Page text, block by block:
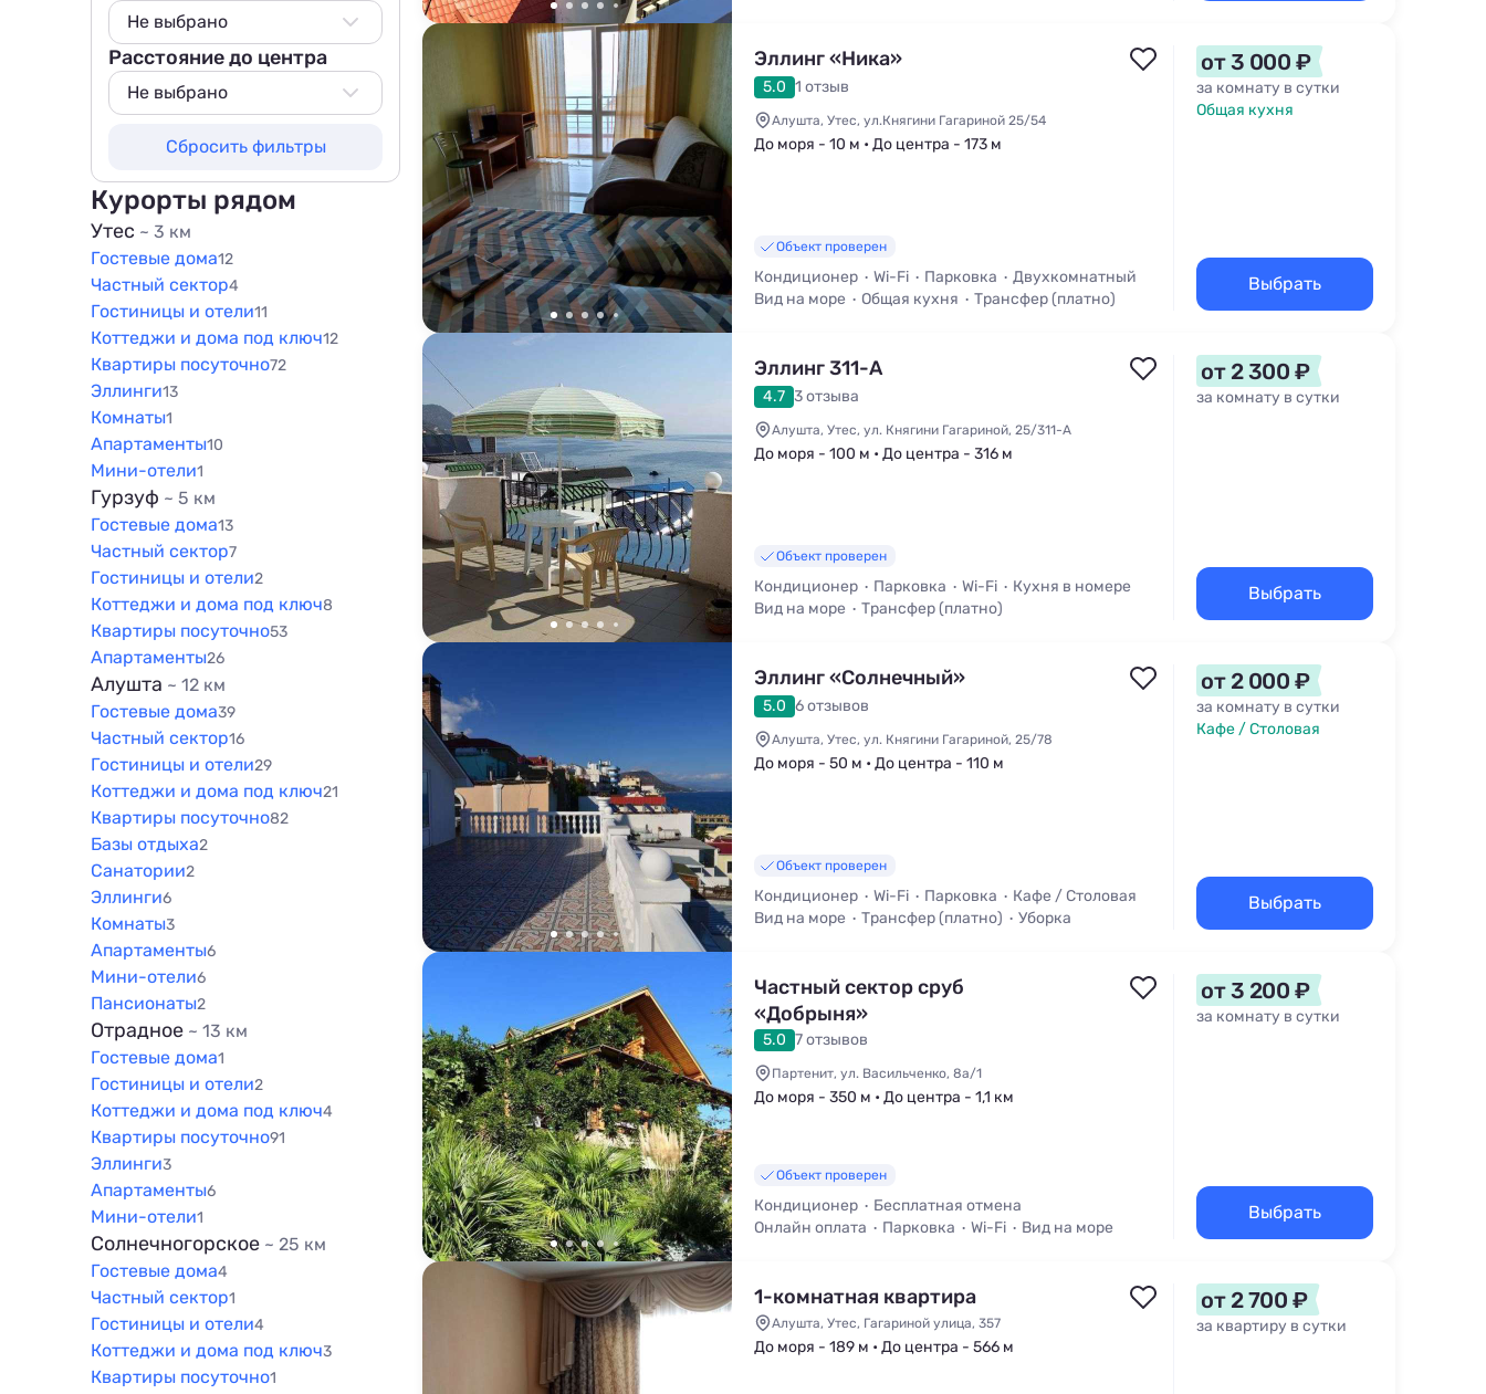
Эллинг «Ника»
5.0 1 отзыв
Алушта, Утес, ул.Княгини Гагариной 25/54
До моря - 10 м • До центра - 173 м
Объект проверен
Кондиционер Wi-Fi Парковка
Двухкомнатный
Вид на море
Общая кухня Трансфер (платно)
от 3 000 ₽
за комнату в сутки
Общая кухня
Выбрать
Эллинг 311-А
4.7 3 отзыва
Алушта, Утес, ул. Княгини Гагариной, 25/311-А
До моря - 100 м • До центра - 316 м
Объект проверен
Кондиционер Парковка Wi-Fi
Кухня в номере
Вид на море
Трансфер (платно)
от 2 300 ₽
за комнату в сутки
Выбрать
Эллинг «Солнечный»
5.0 6 отзывов
Алушта, Утес, ул. Княгини Гагариной, 25/78
До моря - 50 м • До центра - 110 м
Объект проверен
Кондиционер Wi-Fi Парковка
Кафе / Столовая
Вид на море
Трансфер (платно) Уборка
от 2 000 ₽
за комнату в сутки
Кафе / Столовая
Выбрать
Частный сектор сруб
«Добрыня»
5.0 7 отзывов
Партенит, ул. Васильченко, 8а/1
До моря - 350 м • До центра - 1,1 км
Объект проверен
Кондиционер
Бесплатная отмена
Онлайн оплата
Парковка Wi-Fi
Вид на море
от 3 200 ₽
за комнату в сутки
Выбрать
1-комнатная квартира
Алушта, Утес, Гагариной улица, 357
До моря - 189 м • До центра - 566 м
от 2 700 ₽
за квартиру в сутки
Не выбрано
Не выбрано
50 м
200 м
500 м
800 м
1000 м
1500 м
Расстояние до центра
Не выбрано
200 м
500 м
800 м
1000 м
1500 м
Сбросить фильтры
Курорты рядом
Утес ~ 3 км
Гостевые дома12
Частный сектор4
Гостиницы и отели11
Коттеджи и дома под ключ12
Квартиры посуточно72
Эллинги13
Комнаты1
Апартаменты10
Мини-отели1
Гурзуф ~ 5 км
Гостевые дома13
Частный сектор7
Гостиницы и отели2
Коттеджи и дома под ключ8
Квартиры посуточно53
Апартаменты26
Алушта ~ 12 км
Гостевые дома39
Частный сектор16
Гостиницы и отели29
Коттеджи и дома под ключ21
Квартиры посуточно82
Базы отдыха2
Санатории2
Эллинги6
Комнаты3
Апартаменты6
Мини-отели6
Пансионаты2
Отрадное ~ 13 км
Гостевые дома1
Гостиницы и отели2
Коттеджи и дома под ключ4
Квартиры посуточно91
Эллинги3
Апартаменты6
Мини-отели1
Солнечногорское ~ 25 км
Гостевые дома4
Частный сектор1
Гостиницы и отели4
Коттеджи и дома под ключ3
Квартиры посуточно1